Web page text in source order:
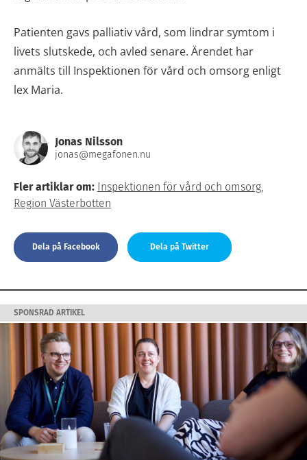
Patienten gavs palliativ vård, som lindrar symtom i
livets slutskede, och avled senare. Ärendet har
anmälts till Inspektionen för vård och omsorg enligt
lex Maria.
Jonas Nilsson
jonas@megafonen.nu
Fler artiklar om: Inspektionen för vård och omsorg
Region Västerbotten
Dela på Facebook Dela på Twitter
SPONSRAD ARTIKEL